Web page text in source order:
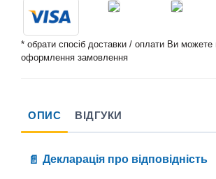
* обрати спосіб доставки / оплати Ви можете
оформлення замовлення
ОПИС ВІДГУКИ
Декларація про відповідність